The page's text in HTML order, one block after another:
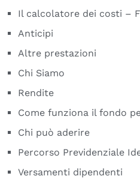
Il calcolatore dei costi –
Anticipi
Altre prestazioni
Chi Siamo
Rendite
Come funziona il fondo
Chi può aderire
Percorso Previdenziale
Versamenti dipendenti